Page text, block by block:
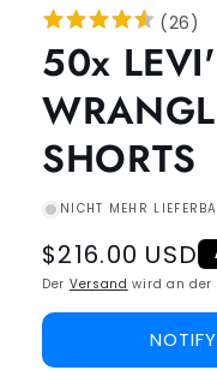
(26)
50x
SHORTS
NICHT MEHR
Regular
price
$216.00 USD
Der Versand wird an der